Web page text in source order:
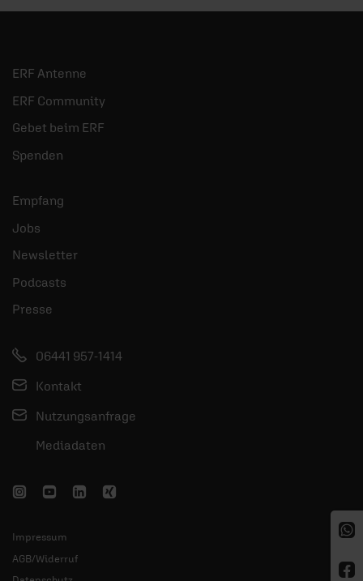
ERF Antenne
ERF Community
Gebet beim ERF
Spenden
Empfang
Jobs
Newsletter
Podcasts
Presse
06441 957-1414
Kontakt
Nutzungsanfrage
Mediadaten
Impressum
AGB/Widerruf